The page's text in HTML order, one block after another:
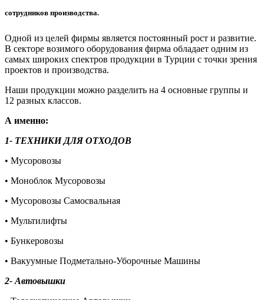
сотрудников производства.
Одной из целей фирмы является постоянный рост и развитие.
В секторе возимого оборудования фирма обладает одним из
самых широких спектров продукции в Турции с точки зрения
проектов и производства.
Наши продукции можно разделить на 4 основные группы и
12 разных классов.
А именно:
1- ТЕХНИКИ ДЛЯ ОТХОДОВ
• Мусоровозы
• Моноблок Мусоровозы
• Мусоровозы Самосвальная
• Мультилифты
• Бункеровозы
• Вакуумные Подметально-Уборочные Машины
2- Автовышки